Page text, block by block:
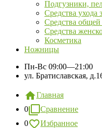
Подгузники,
Средства ухода
Средства
Средства
Косметика
Ножницы
Пн-Вс 09:00—21:00
ул. Братиславская,
Главная
0
Сравнение
0
Избранное